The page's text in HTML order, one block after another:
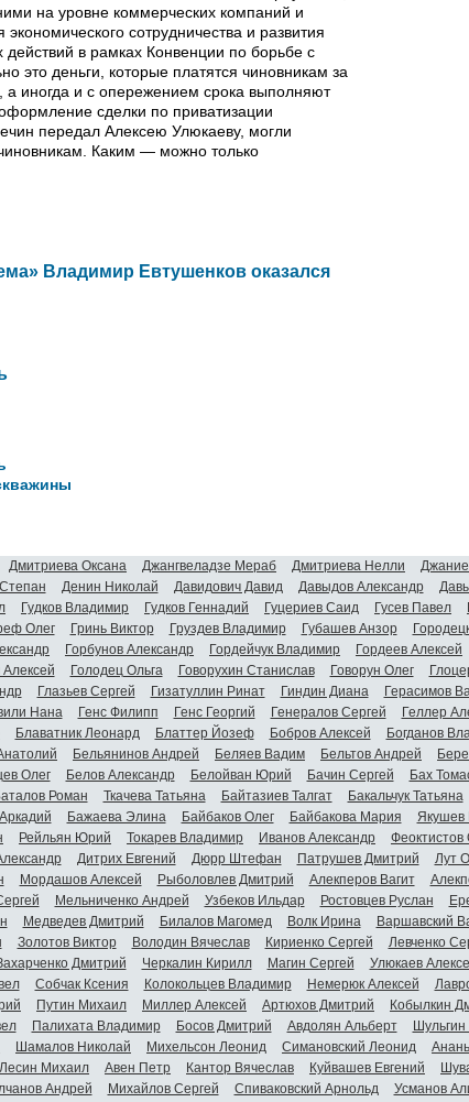
на уровне коммерческих компаний и
сотрудничества и развития
в рамках Конвенции по борьбе с
это деньги, которые платятся чиновникам за
иногда и с опережением срока выполняют
сделки по приватизации
передал Алексею Улюкаеву, могли
Каким — можно только
Владимир Евтушенков оказался
Дмитриева Оксана Джангвеладзе Мераб Дмитриева Нелли
Денин Николай Давидович Давид Давыдов Александр
Гудков Владимир Гудков Геннадий Гуцериев Саид Гусев Павел
Олег Гринь Виктор Груздев Владимир Губашев Анзор
Горбунов Александр Гордейчук Владимир Гордеев Алексей
Алексей Голодец Ольга Говорухин Станислав Говорун Олег
Глазьев Сергей Гизатуллин Ринат Гиндин Диана Герасимов
Нана Генс Филипп Генс Георгий Генералов Сергей Геллер
Блаватник Леонард Блаттер Йозеф Бобров Алексей Богданов
Бельянинов Андрей Беляев Вадим Бельтов Андрей
Олег Белов Александр Белойван Юрий Бачин Сергей Бах
Роман Ткачева Татьяна Байтазиев Талгат Бакальчук Татьяна
Бажаева Элина Байбаков Олег Байбакова Мария Якушев
Рейльян Юрий Токарев Владимир Иванов Александр Феоктистов
Дитрих Евгений Дюрр Штефан Патрушев Дмитрий Лут
Мордашов Алексей Рыболовлев Дмитрий Алекперов Вагит
Мельниченко Андрей Узбеков Ильдар Ростовцев Руслан
Медведев Дмитрий Билалов Магомед Волк Ирина Варшавский
Золотов Виктор Володин Вячеслав Кириенко Сергей Левченко
Дмитрий Черкалин Кирилл Магин Сергей Улюкаев
Собчак Ксения Колокольцев Владимир Немерюк Алексей
Путин Михаил Миллер Алексей Артюхов Дмитрий Кобылкин
Палихата Владимир Босов Дмитрий Авдолян Альберт
Шамалов Николай Михельсон Леонид Симановский Леонид
Лесин Михаил Авен Петр Кантор Вячеслав Куйвашев Евгений
Андрей Михайлов Сергей Спиваковский Арнольд Усманов